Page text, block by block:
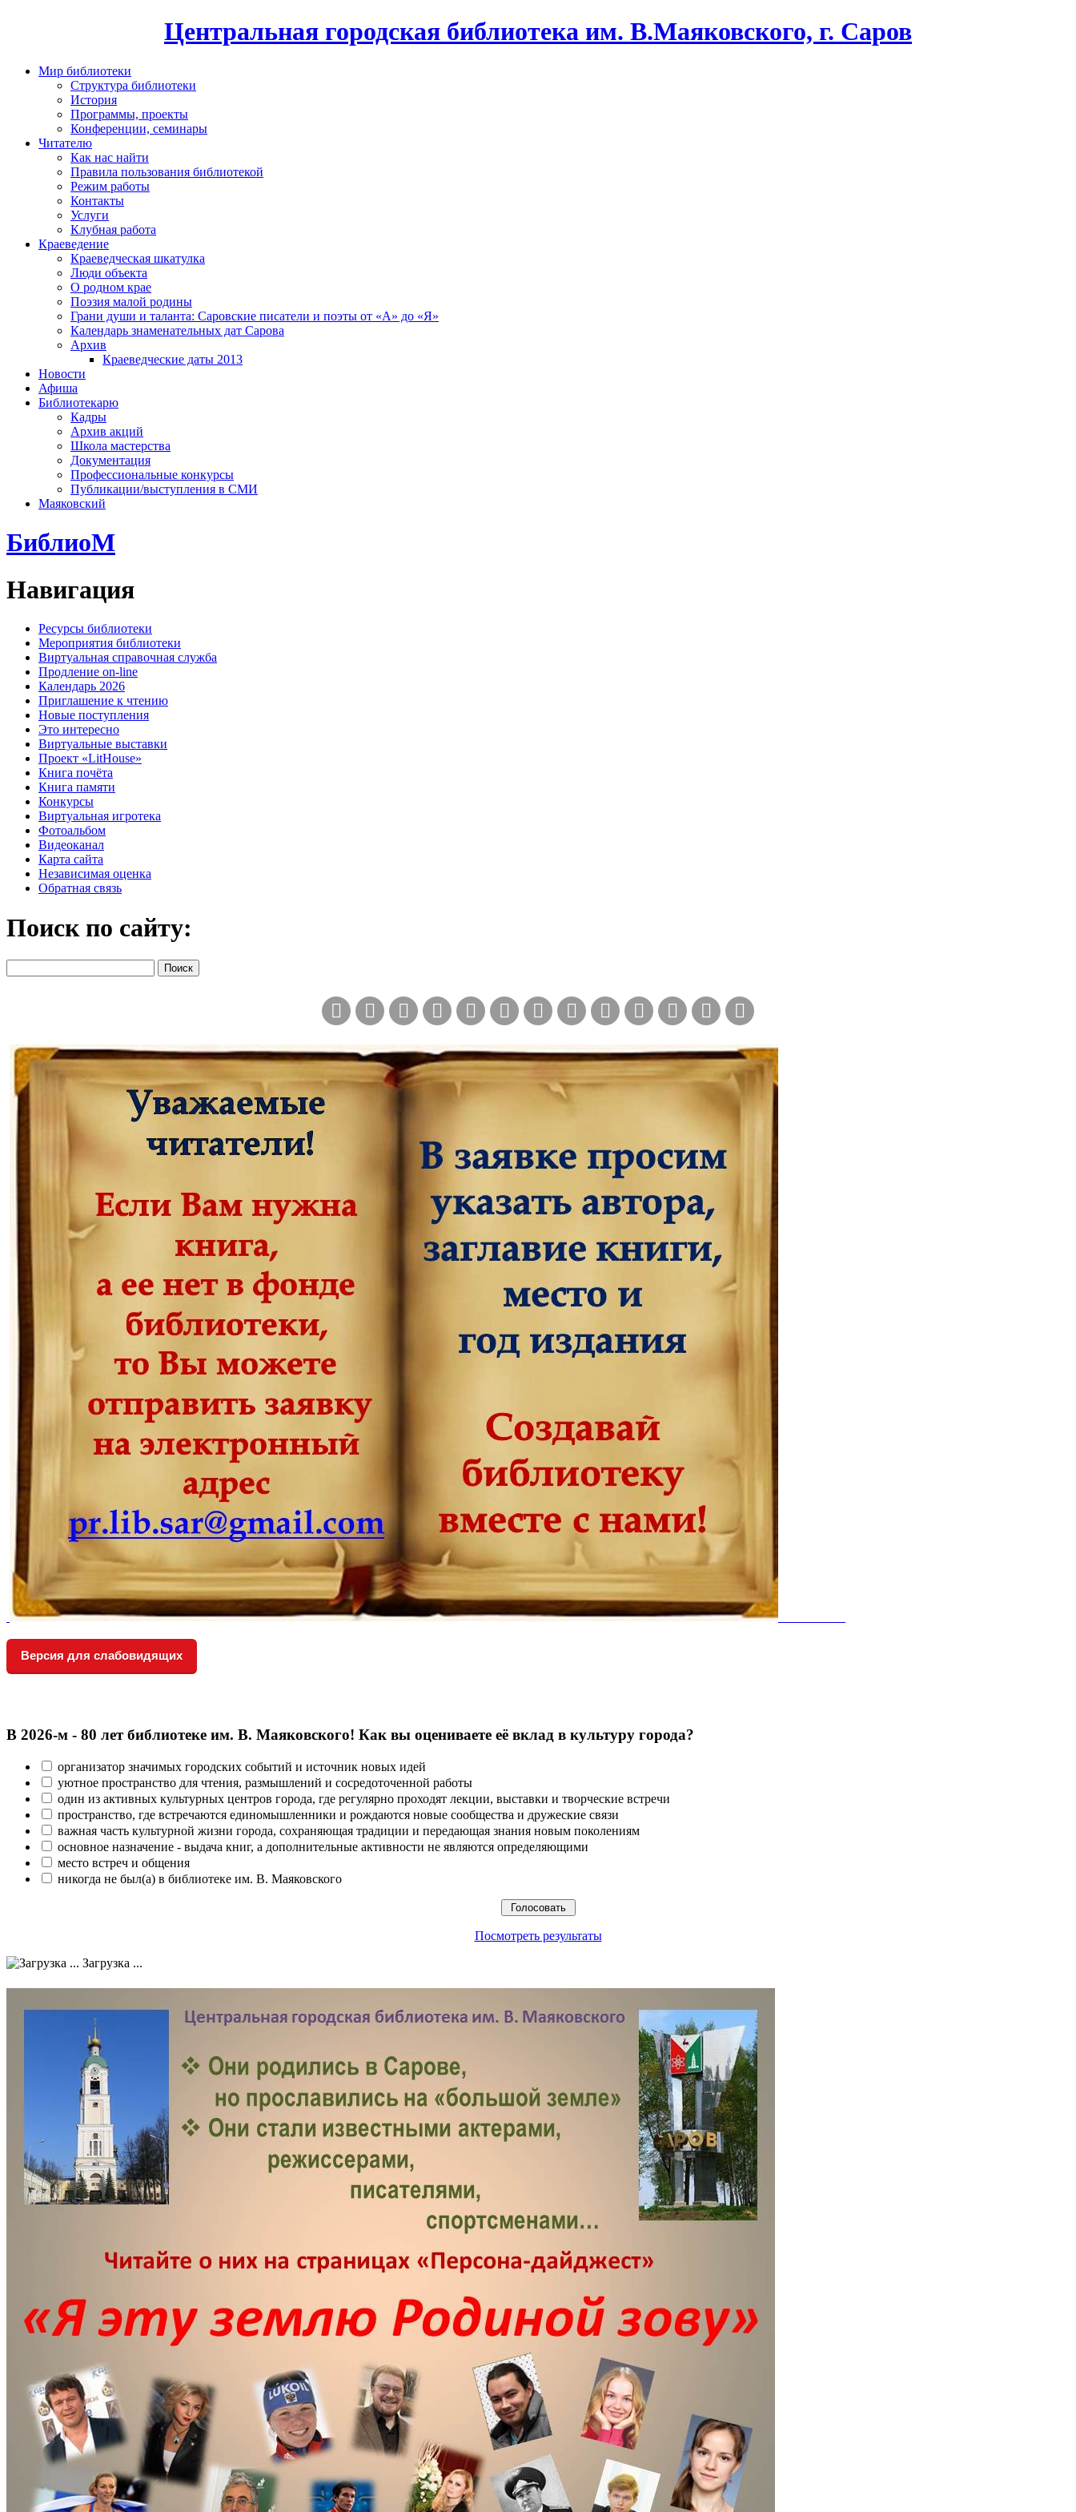
Центральная городская библиотека им. В.Маяковского, г. Саров
Мир библиотеки
Структура библиотеки
История
Программы, проекты
Конференции, семинары
Читателю
Как нас найти
Правила пользования библиотекой
Режим работы
Контакты
Услуги
Клубная работа
Краеведение
Краеведческая шкатулка
Люди объекта
О родном крае
Поэзия малой родины
Грани души и таланта: Саровские писатели и поэты от «А» до «Я»
Календарь знаменательных дат Сарова
Архив
Краеведческие даты 2013
Новости
Афиша
Библиотекарю
Кадры
Архив акций
Школа мастерства
Документация
Профессиональные конкурсы
Публикации/выступления в СМИ
Маяковский
БиблиоМ
Навигация
Ресурсы библиотеки
Мероприятия библиотеки
Виртуальная справочная служба
Продление on-line
Календарь 2026
Приглашение к чтению
Новые поступления
Это интересно
Виртуальные выставки
Проект «LitHouse»
Книга почёта
Книга памяти
Конкурсы
Виртуальная игротека
Фотоальбом
Видеоканал
Карта сайта
Независимая оценка
Обратная связь
Поиск по сайту:
Версия для слабовидящих
В 2026‑м - 80 лет библиотеке им. В. Маяковского! Как вы оцениваете её вклад в культуру города?
организатор значимых городских событий и источник новых идей
уютное пространство для чтения, размышлений и сосредоточенной работы
один из активных культурных центров города, где регулярно проходят лекции, выставки и творческие встречи
пространство, где встречаются единомышленники и рождаются новые сообщества и дружеские связи
важная часть культурной жизни города, сохраняющая традиции и передающая знания новым поколениям
основное назначение - выдача книг, а дополнительные активности не являются определяющими
место встреч и общения
никогда не был(а) в библиотеке им. В. Маяковского
Посмотреть результаты
Загрузка ...